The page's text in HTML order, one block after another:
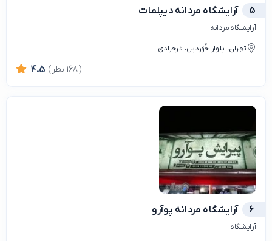
5 آرايشگاه مردانه ديپلمات
آرایشگاه‌ مردانه
تهران، بلوار خُوَردین، فرحزادی
4.5 (168 نظر)
6 آرایشگاه مردانه پوآرو
آرایشگاه